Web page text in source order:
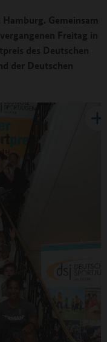
Gemeinsam
Freitag in
des Deutschen
der Deutschen